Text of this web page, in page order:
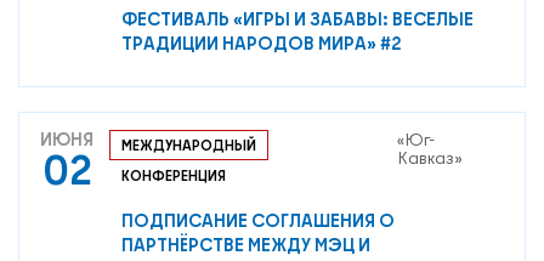
Обмен опытом
САШ ЮНЕСКО в РФ
Международные дни
Кафедры ЮНЕСКО РФ
ФЕСТИВАЛЬ «ИГРЫ И ЗАБАВЫ: ВЕСЕЛЫЕ
ТРАДИЦИИ НАРОДОВ МИРА» #2
ИЮНЯ
02
МЕЖДУНАРОДНЫЙ
КОНФЕРЕНЦИЯ
«Юг-
Кавказ»
ПОДПИСАНИЕ СОГЛАШЕНИЯ О
ПАРТНЁРСТВЕ МЕЖДУ МЭЦ И